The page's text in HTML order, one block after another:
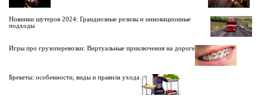
Новинки шутеров 2024: Грандиозные релизы и инновационные
подходы
Игры про грузоперевозки: Виртуальные приключения на дороге
Брекеты: особенности, виды и правила ухода